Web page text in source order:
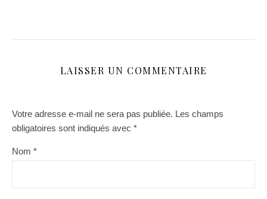
LAISSER UN COMMENTAIRE
Votre adresse e-mail ne sera pas publiée. Les champs
obligatoires sont indiqués avec *
Nom *